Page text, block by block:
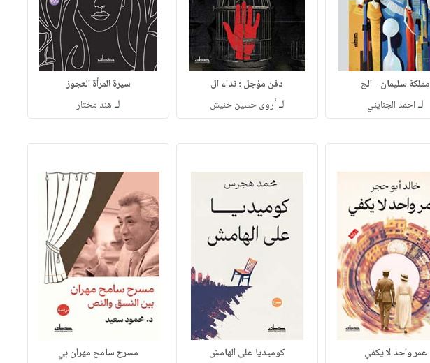
مملكة سليمان - الج
لـ احمد الجنايني
دفن مؤجل ؛ نداء ال
لـأروى حسين خنيش
سيرة المرأة العجوز
لـ هند مختار
عمر واحد لا يكفي كوميديا على الهامش مسرح سامح مهران بي